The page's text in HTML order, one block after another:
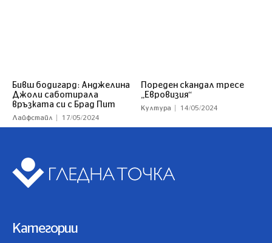
Бивш бодигард: Анджелина
Джоли саботирала
връзката си с Брад Пит
Лайфстайл 17/05/2024
Пореден скандал тресе
„Евровизия“
Култура 14/05/2024
Категории